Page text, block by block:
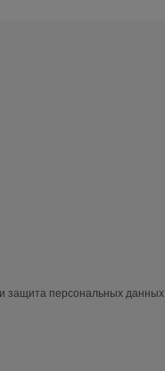
защита персональных данных